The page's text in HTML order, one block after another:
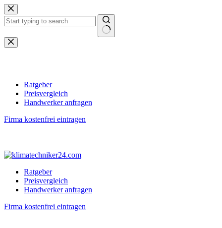
Zum
Inhalt
springen
Keine
Ergebnisse
Ratgeber
Preisvergleich
Handwerker anfragen
Firma kostenfrei eintragen
Ratgeber
Preisvergleich
Handwerker anfragen
Firma kostenfrei eintragen